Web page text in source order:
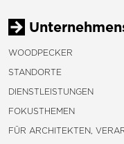
WOODPECKER
STANDORTE
DIENSTLEISTUNGEN
FOKUSTHEMEN
FÜR ARCHITEKTEN,